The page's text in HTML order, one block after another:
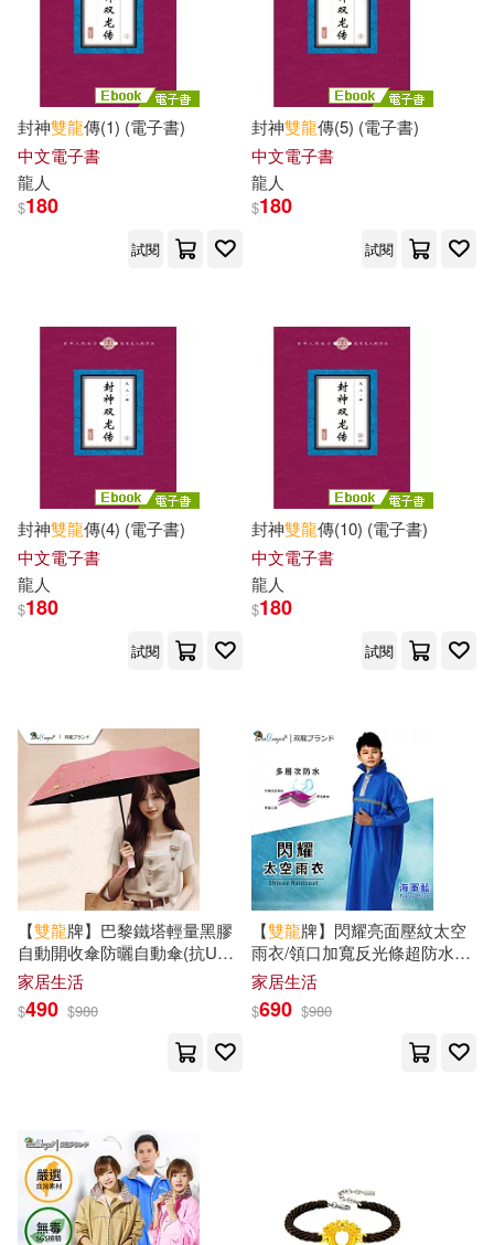
封神雙龍傳(1) (電子書)
中文電子書
龍人
$180
試閱
封神雙龍傳(5) (電子書)
中文電子書
龍人
$180
試閱
封神雙龍傳(4) (電子書)
中文電子書
龍人
$180
試閱
封神雙龍傳(10) (電子書)
中文電子書
龍人
$180
試閱
【雙龍牌】巴黎鐵塔輕量黑膠
自動開收傘防曬自動傘(抗UV
防風晴雨傘折傘B6061F) 櫻花
粉
家居生活
$490 $980
【雙龍牌】閃耀亮面壓紋太空
雨衣/領口加寬反光條超防水套
式小飛俠雨衣EY44254XL海軍
藍
家居生活
$690 $980